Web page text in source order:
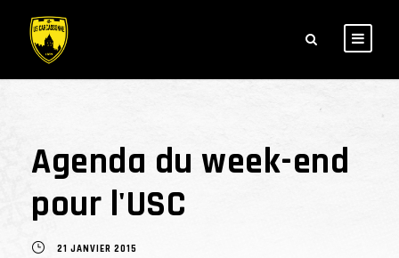
Agenda du week-end
pour l'USC
21 JANVIER 2015